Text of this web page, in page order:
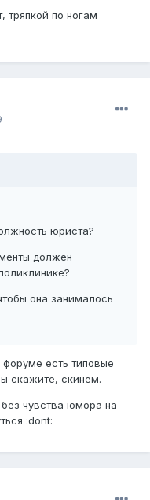
тряпкой по ногам
юриста?
должен
она занималось
есть типовые
скажите, скинем.
чувства юмора на
:dont: